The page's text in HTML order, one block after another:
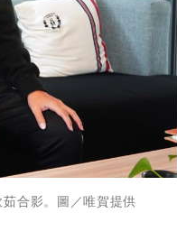
合影。圖／唯賀提供